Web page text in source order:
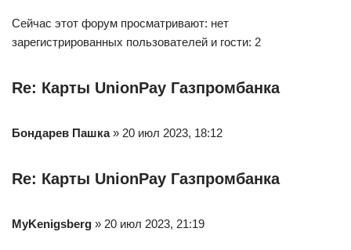
Сейчас этот форум просматривают: нет
зарегистрированных пользователей и гости: 2
Re: Карты UnionPay Газпромбанка
Бондарев Пашка» 20 июл 2023, 18:12
Re: Карты UnionPay Газпромбанка
MyKenigsberg » 20 июл 2023, 21:19